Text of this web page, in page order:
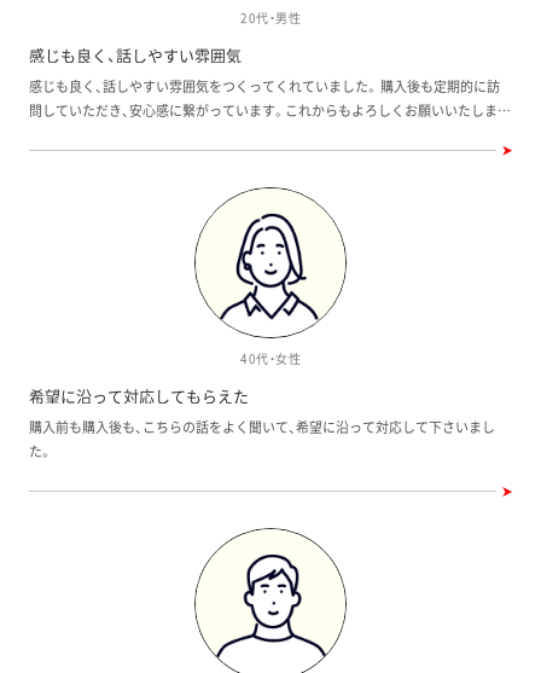
20代・男性
感じも良く、話しやすい雰囲気
感じも良く、話しやすい雰囲気をつくってくれていました。 購入後も定期的に訪
問していただき、安心感に繋がっています。これからもよろしくお願いいたしま
40代・女性
希望に沿って対応してもらえた
購入前も購入後も、こちらの話をよく聞いて、希望に沿って対応して下さいまし
た。